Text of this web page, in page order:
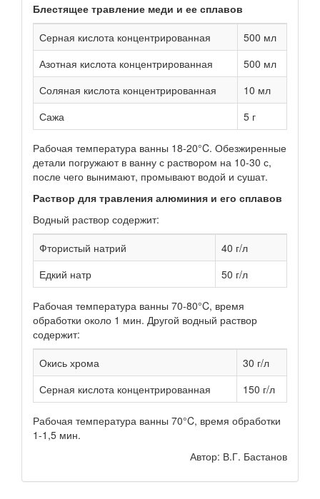
Блестящее травление меди и ее сплавов
Серная кислота концентрированная
500 мл
Азотная кислота концентрированная
500 мл
Соляная кислота концентрированная
10 мл
Сажа
5 г
Рабочая температура ванны 18-20°C. Обезжиренные
детали погружают в ванну с раствором на 10-30 с,
после чего вынимают, промывают водой и сушат.
Раствор для травления алюминия и его сплавов
Водный раствор содержит:
Фтористый натрий
40 г/л
Едкий натр
50 г/л
Рабочая температура ванны 70-80°C, время
обработки около 1 мин. Другой водный раствор
содержит:
Окись хрома
30 г/л
Серная кислота концентрированная
150 г/л
Рабочая температура ванны 70°C, время обработки
1-1,5 мин.
Автор: В.Г. Бастанов